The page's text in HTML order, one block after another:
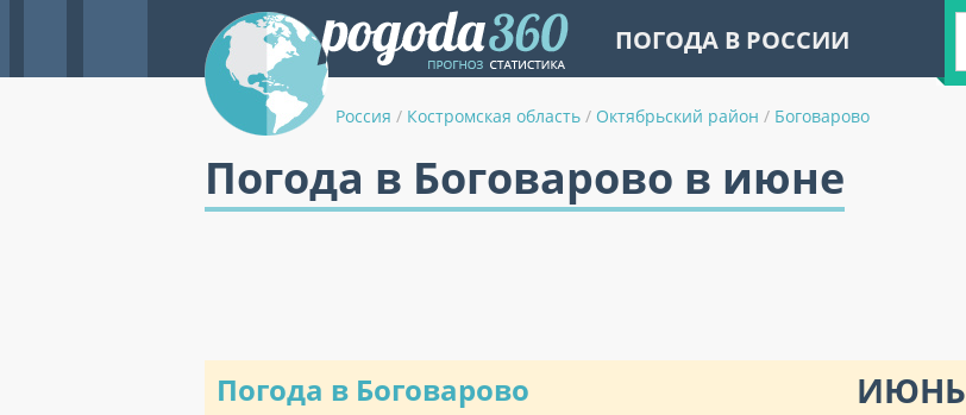
ПОГОДА В РОССИИ
Россия / Костромская область / Октябрьский район / Боговарово
Погода в Боговарово в июне
Погода в Боговарово ИЮНЬ